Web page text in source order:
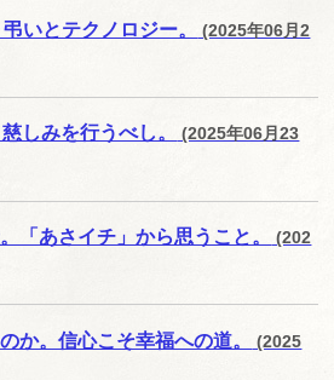
いとテクノロジー。
(2025年06月2
しみを行うべし。
(2025年06月23
「あさイチ」から思うこと。
(202
か。信心こそ幸福への道。
(2025